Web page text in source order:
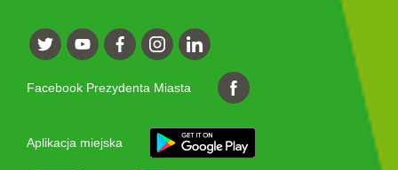
Facebook Prezydenta Miasta
Aplikacja miejska